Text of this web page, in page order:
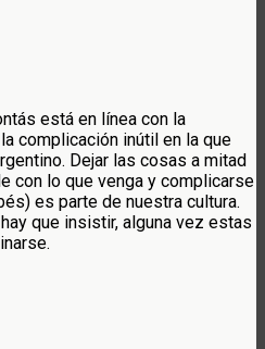
está en línea con la
complicación inútil en la que
Dejar las cosas a mitad
con lo que venga y complicarse
es parte de nuestra cultura.
que insistir, alguna vez estas